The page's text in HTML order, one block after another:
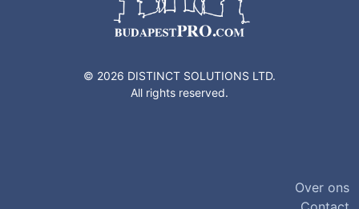
© 2026 DISTINCT SOLUTIONS LTD.
All rights reserved.
Over ons